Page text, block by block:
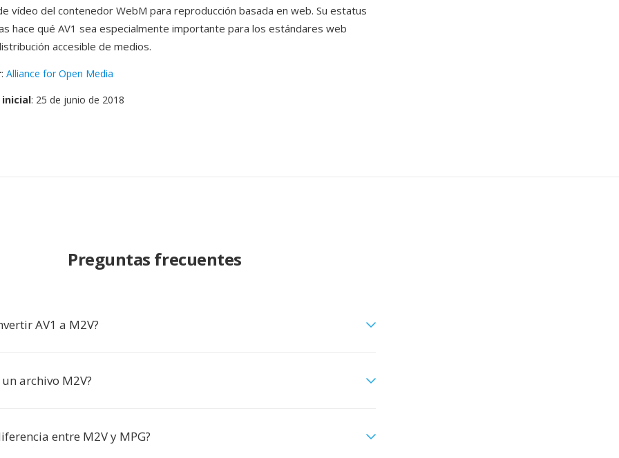
vídeo del contenedor WebM para reproducción basada en web. Su estatus
hace qué AV1 sea especialmente importante para los estándares web
accesible de medios.
: Alliance for Open Media
inicial: 25 de junio de 2018
Preguntas frecuentes
AV1 a M2V?
archivo M2V?
entre M2V y MPG?